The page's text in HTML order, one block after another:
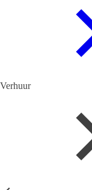
Verhuur